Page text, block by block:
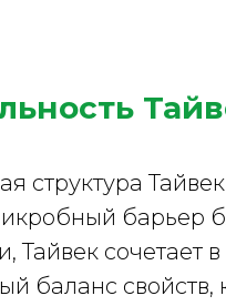
структура
барьер
Тайвек сочетает
баланс